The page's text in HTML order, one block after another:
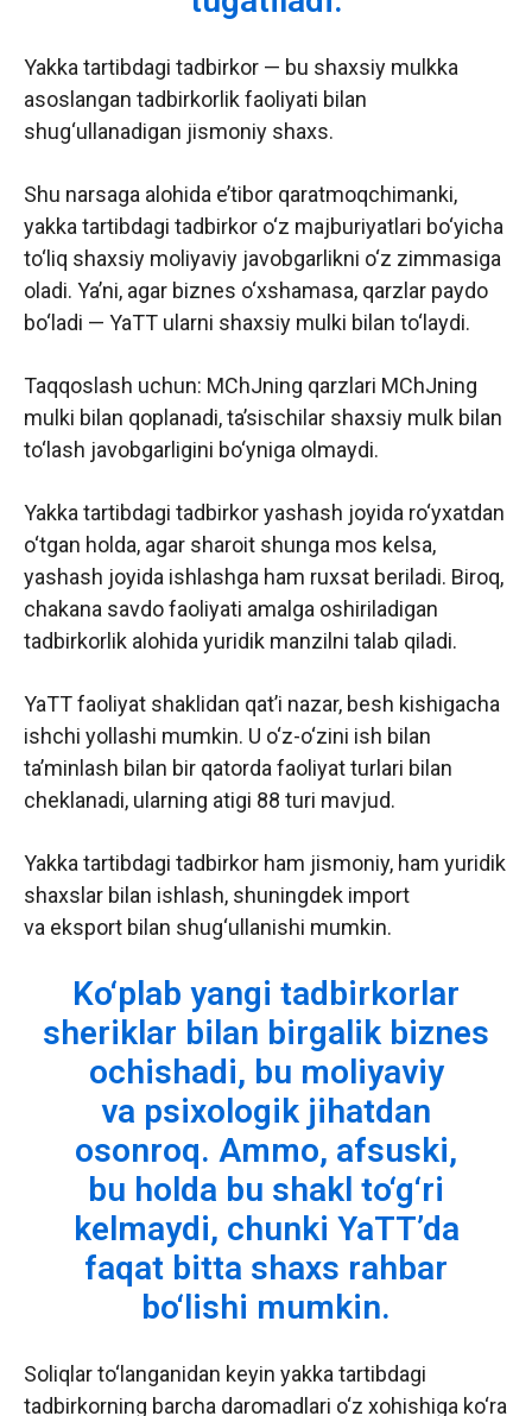
Yakka tartibdagi tadbirkor — bu shaxsiy mulkka
asoslangan tadbirkorlik faoliyati bilan
shug‘ullanadigan jismoniy shaxs.
Shu narsaga alohida e’tibor qaratmoqchimanki,
yakka tartibdagi tadbirkor o‘z majburiyatlari bo‘yicha
to‘liq shaxsiy moliyaviy javobgarlikni o‘z zimmasiga
oladi. Ya’ni, agar biznes o‘xshamasa, qarzlar paydo
bo‘ladi — YaTT ularni shaxsiy mulki bilan to‘laydi.
Taqqoslash uchun: MChJning qarzlari MChJning
mulki bilan qoplanadi, ta’sischilar shaxsiy mulk bilan
to‘lash javobgarligini bo‘yniga olmaydi.
Yakka tartibdagi tadbirkor yashash joyida ro‘yxatdan
o‘tgan holda, agar sharoit shunga mos kelsa,
yashash joyida ishlashga ham ruxsat beriladi. Biroq,
chakana savdo faoliyati amalga oshiriladigan
tadbirkorlik alohida yuridik manzilni talab qiladi.
YaTT faoliyat shaklidan qat’i nazar, besh kishigacha
ishchi yollashi mumkin. U o‘z-o‘zini ish bilan
ta’minlash bilan bir qatorda faoliyat turlari bilan
cheklanadi, ularning atigi 88 turi mavjud.
Yakka tartibdagi tadbirkor ham jismoniy, ham yuridik
shaxslar bilan ishlash, shuningdek import
va eksport bilan shug‘ullanishi mumkin.
Ko‘plab yangi tadbirkorlar
sheriklar bilan birgalik biznes
ochishadi, bu moliyaviy
va psixologik jihatdan
osonroq. Ammo, afsuski,
bu holda bu shakl to‘g‘ri
kelmaydi, chunki YaTT’da
faqat bitta shaxs rahbar
bo‘lishi mumkin.
Soliqlar to‘langanidan keyin yakka tartibdagi
tadbirkorning barcha daromadlari o‘z xohishiga ko‘ra